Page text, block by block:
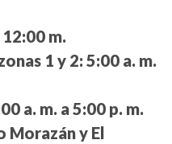
m.
1 y 2: 5:00 a. m.
a. m. a 5:00 p. m.
Morazán y El